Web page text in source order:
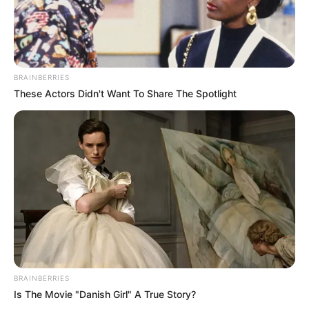
BRAINBERRIES
These Actors Didn't Want To Share The Spotlight
BRAINBERRIES
Is The Movie "Danish Girl" A True Story?